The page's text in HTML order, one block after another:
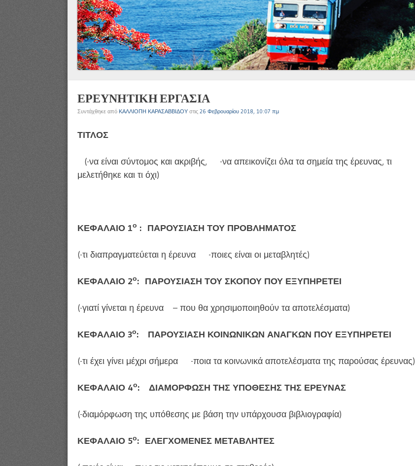
ΕΡΕΥΝΗΤΙΚΗ ΕΡΓΑΣΙΑ
Συντάχθηκε από ΚΑΛΛΙΟΠΗ ΚΑΡΑΣΑΒΒΙΔΟΥ στις 26 Φεβρουαρίου 2018, 10:07 πμ
ΤΙΤΛΟΣ
(-να είναι σύντομος και ακριβής, -να απεικονίζει όλα τα σημεία της έρευνας, τι
μελετήθηκε και τι όχι)
ΚΕΦΑΛΑΙΟ 1ο : ΠΑΡΟΥΣΙΑΣΗ ΤΟΥ ΠΡΟΒΛΗΜΑΤΟΣ
(-τι διαπραγματεύεται η έρευνα -ποιες είναι οι μεταβλητές)
ΚΕΦΑΛΑΙΟ 2ο: ΠΑΡΟΥΣΙΑΣΗ ΤΟΥ ΣΚΟΠΟΥ ΠΟΥ ΕΞΥΠΗΡΕΤΕΙ
(-γιατί γίνεται η έρευνα – που θα χρησιμοποιηθούν τα αποτελέσματα)
ΚΕΦΑΛΑΙΟ 3ο: ΠΑΡΟΥΣΙΑΣΗ ΚΟΙΝΩΝΙΚΩΝ ΑΝΑΓΚΩΝ ΠΟΥ ΕΞΥΠΗΡΕΤΕΙ
(-τι έχει γίνει μέχρι σήμερα -ποια τα κοινωνικά αποτελέσματα της παρούσας έρευνας)
ΚΕΦΑΛΑΙΟ 4ο: ΔΙΑΜΟΡΦΩΣΗ ΤΗΣ ΥΠΟΘΕΣΗΣ ΤΗΣ ΕΡΕΥΝΑΣ
(-διαμόρφωση της υπόθεσης με βάση την υπάρχουσα βιβλιογραφία)
ΚΕΦΑΛΑΙΟ 5ο: ΕΛΕΓΧΟΜΕΝΕΣ ΜΕΤΑΒΛΗΤΕΣ